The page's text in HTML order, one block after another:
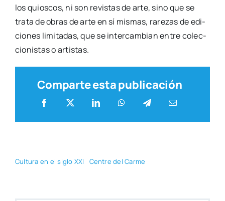
los quios­cos, ni son revis­tas de arte, sino que se
tra­ta de obras de arte en sí mis­mas, rare­zas de edi­
cio­nes limi­ta­das, que se inter­cam­bian entre colec­
cio­nis­tas o artis­tas.
Comparte esta publicación
Cul­tu­ra en el siglo XXI Cen­tre del Car­me